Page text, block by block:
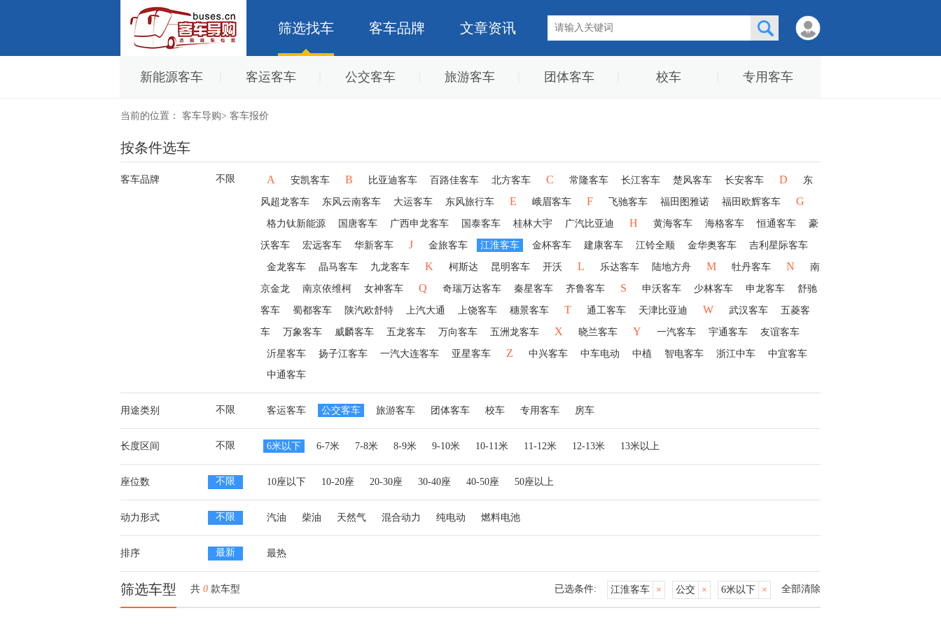
筛选找车 客车品牌 文章资讯
新能源客车 客运客车 公交客车 旅游客车 团体客车 校车 专用客车
当前的位置： 客车导购> 客车报价
按条件选车
客车品牌 不限 A 安凯客车 B 比亚迪客车 百路佳客车 北方客车 C 常隆客车 长江客车 楚风客车 长安客车 D 东
风超龙客车 东风云南客车 大运客车 东风旅行车 E 峨眉客车 F 飞驰客车 福田图雅诺 福田欧辉客车 G
格力钛新能源 国唐客车 广西申龙客车 国泰客车 桂林大宇 广汽比亚迪 H 黄海客车 海格客车 恒通客车 豪
沃客车 宏远客车 华新客车 J 金旅客车 江淮客车 金杯客车 建康客车 江铃全顺 金华奥客车 吉利星际客车
金龙客车 晶马客车 九龙客车 K 柯斯达 昆明客车 开沃 L 乐达客车 陆地方舟 M 牡丹客车 N 南
京金龙 南京依维柯 女神客车 Q 奇瑞万达客车 秦星客车 齐鲁客车 S 申沃客车 少林客车 申龙客车 舒驰
客车 蜀都客车 陕汽欧舒特 上汽大通 上饶客车 穗景客车 T 通工客车 天津比亚迪 W 武汉客车 五菱客
车 万象客车 威麟客车 五龙客车 万向客车 五洲龙客车 X 晓兰客车 Y 一汽客车 宇通客车 友谊客车
沂星客车 扬子江客车 一汽大连客车 亚星客车 Z 中兴客车 中车电动 中植 智电客车 浙江中车
中宜客车
中通客车
用途类别 不限 客运客车 公交客车 旅游客车 团体客车 校车 专用客车 房车
长度区间 不限 6米以下 6-7米 7-8米 8-9米 9-10米 10-11米 11-12米 12-13米 13米以上
座位数 不限 10座以下 10-20座 20-30座 30-40座 40-50座 50座以上
动力形式 不限 汽油 柴油 天然气 混合动力 纯电动 燃料电池
排序 最新 最热
筛选车型 共 0 款车型 全部清除
6米以下 ×
公交 ×
江淮客车 ×
已选条件: